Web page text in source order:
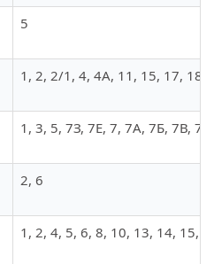
5
1, 2, 2/1, 4, 4А, 11, 15, 17,
1, 3, 5, 7З, 7Е, 7, 7А, 7Б, 7В,
2, 6
1, 2, 4, 5, 6, 8, 10, 13, 14, 15,